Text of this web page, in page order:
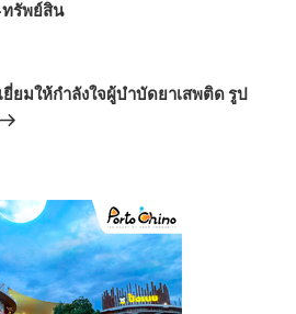
ทรัพย์สิน
ยี่ยมให้กำลังใจผู้บำบัดยาเสพติด รูป